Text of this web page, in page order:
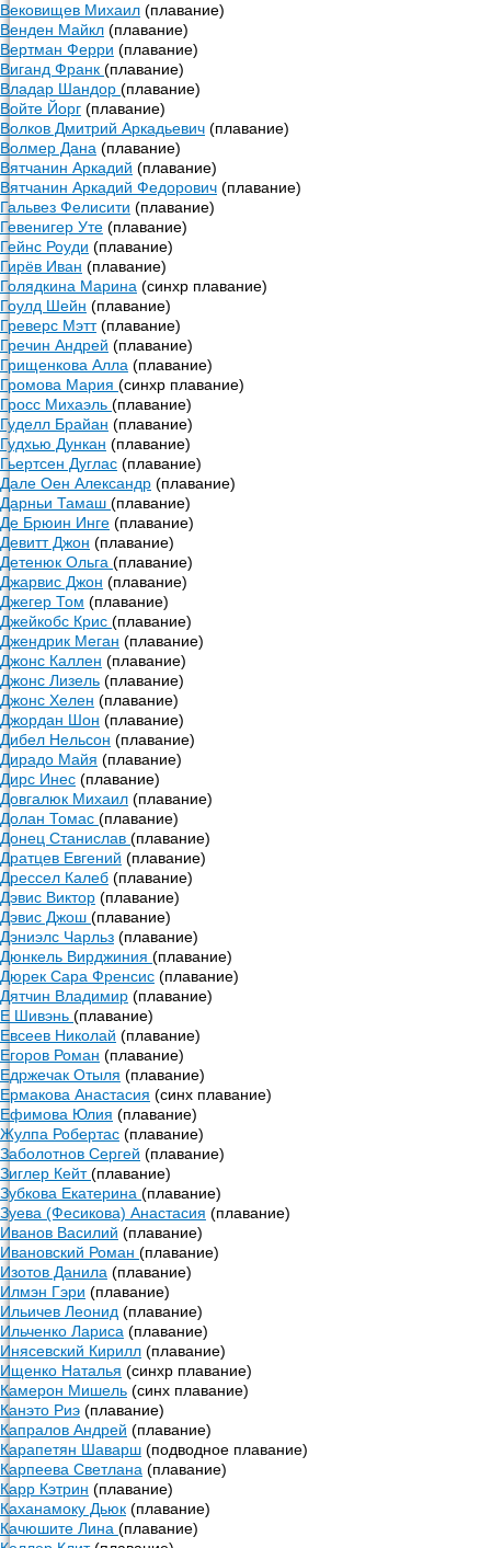
Вековищев Михаил (плавание)
Венден Майкл (плавание)
Вертман Ферри (плавание)
Виганд Франк (плавание)
Владар Шандор (плавание)
Войте Йорг (плавание)
Волков Дмитрий Аркадьевич (плавание)
Волмер Дана (плавание)
Вятчанин Аркадий (плавание)
Вятчанин Аркадий Федорович (плавание)
Гальвез Фелисити (плавание)
Гевенигер Уте (плавание)
Гейнс Роуди (плавание)
Гирёв Иван (плавание)
Голядкина Марина (синхр плавание)
Гоулд Шейн (плавание)
Греверс Мэтт(плавание)
Гречин Андрей (плавание)
Грищенкова Алла (плавание)
Громова Мария (синхр плавание)
Гросс Михаэль (плавание)
Гуделл Брайан (плавание)
Гудхью Дункан (плавание)
Гьертсен Дуглас (плавание)
Дале Оен Александр (плавание)
Дарньи Тамаш (плавание)
Де Брюин Инге (плавание)
Девитт Джон (плавание)
Детенюк Ольга (плавание)
Джарвис Джон (плавание)
Джегер Том (плавание)
Джейкобс Крис (плавание)
Джендрик Меган (плавание)
Джонс Каллен (плавание)
Джонс Лизель (плавание)
Джонс Хелен (плавание)
Джордан Шон (плавание)
Дибел Нельсон (плавание)
Дирадо Майя (плавание)
Дирс Инес (плавание)
Довгалюк Михаил (плавание)
Долан Томас (плавание)
Донец Станислав (плавание)
Дратцев Евгений (плавание)
Дрессел Калеб (плавание)
Дэвис Виктор (плавание)
Дэвис Джош (плавание)
Дэниэлс Чарльз (плавание)
Дюнкель Вирджиния (плавание)
Дюрек Сара Френсис (плавание)
Дятчин Владимир (плавание)
Е Шивэнь (плавание)
Евсеев Николай (плавание)
Егоров Роман (плавание)
Едржечак Отыля (плавание)
Ермакова Анастасия (синх плавание)
Ефимова Юлия (плавание)
Жулпа Робертас (плавание)
Заболотнов Сергей (плавание)
Зиглер Кейт(плавание)
Зубкова Екатерина (плавание)
Зуева (Фесикова) Анастасия (плавание)
Иванов Василий (плавание)
Ивановский Роман (плавание)
Изотов Данила (плавание)
Илмэн Гэри (плавание)
Ильичев Леонид (плавание)
Ильченко Лариса (плавание)
Инясевский Кирилл (плавание)
Ищенко Наталья (синхр плавание)
Камерон Мишель (синх плавание)
Канэто Риэ (плавание)
Капралов Андрей (плавание)
Карапетян Шаварш (подводное плавание)
Карпеева Светлана (плавание)
Карр Кэтрин (плавание)
Каханамоку Дьюк (плавание)
Качюшите Лина (плавание)